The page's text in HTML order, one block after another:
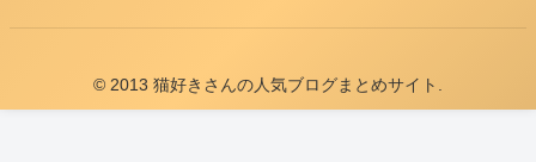
© 2013 猫好きさんの人気ブログまとめサイト.